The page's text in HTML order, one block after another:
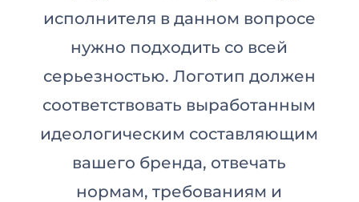
исполнителя в данном вопросе
нужно подходить со всей
серьезностью. Логотип должен
соответствовать выработанным
идеологическим составляющим
вашего бренда, отвечать
нормам, требованиям и